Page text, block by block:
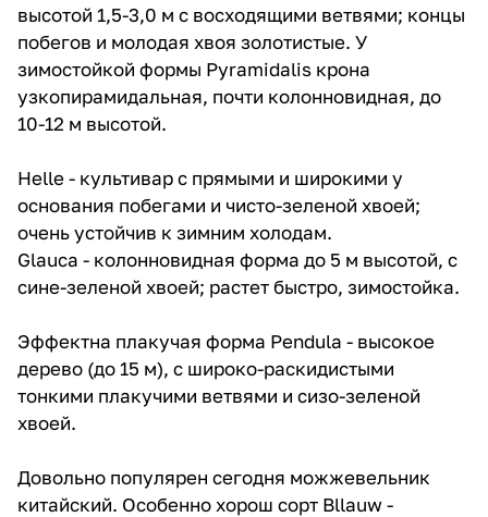
высотой 1,5-3,0 м с восходящими ветвями; концы
побегов и молодая хвоя золотистые. У
зимостойкой формы Pyramidalis крона
узкопирамидальная, почти колонновидная, до
10-12 м высотой.
Helle - культивар с прямыми и широкими у
основания побегами и чисто-зеленой хвоей;
очень устойчив к зимним холодам.
Glauca - колонновидная форма до 5 м высотой, с
сине-зеленой хвоей; растет быстро, зимостойка.
Эффектна плакучая форма Pendula - высокое
дерево (до 15 м), с широко-раскидистыми
тонкими плакучими ветвями и сизо-зеленой
хвоей.
Довольно популярен сегодня можжевельник
китайский. Особенно хорош сорт Bllauw -